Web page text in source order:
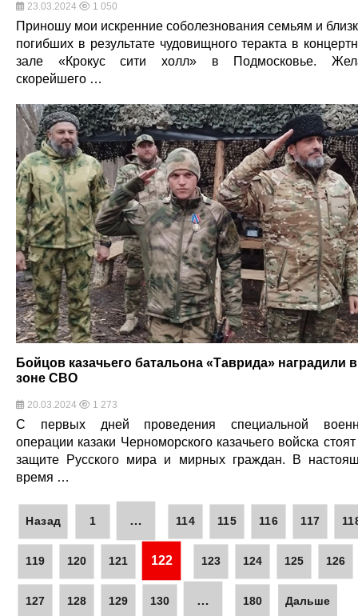
23.03.2024 1 050
Приношу мои искренние соболезнования семьям и
погибших в результате чудовищного теракта в
зале «Крокус сити холл» в Подмосковье.
скорейшего …
Бойцов казачьего батальона «Таврида» наградили в
зоне СВО
20.03.2024 1 273
С первых дней проведения специальной
операции казаки Черноморского казачьего войска
защите Русского мира и мирных граждан. В
время …
Назад 1 … 114 115 116 117
119 120 121 122 123 124 125 126
127 128 129 130 … 180 Дальше